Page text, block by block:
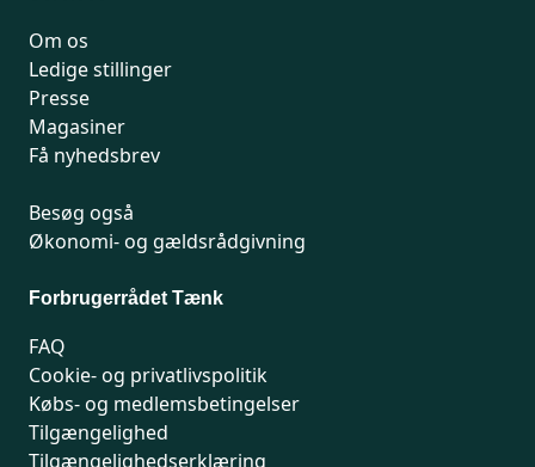
Om os
Ledige stillinger
Presse
Magasiner
Få nyhedsbrev
Besøg også
Økonomi- og gældsrådgivning
Forbrugerrådet Tænk
FAQ
Cookie- og privatlivspolitik
Købs- og medlemsbetingelser
Tilgængelighed
Tilgængelighedserklæring